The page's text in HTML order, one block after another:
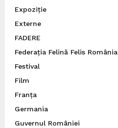
Expoziție
Externe
FADERE
Federația Felină Felis România
Festival
Film
Franța
Germania
Guvernul României